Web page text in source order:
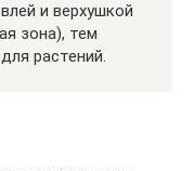
и верхушкой
зона), тем
растений.